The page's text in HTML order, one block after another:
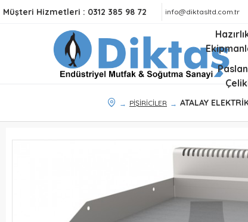
Müşteri Hizmetleri : 0312 385 98 72 info@diktasltd.com.tr
PİŞİRİCİLER ATALAY